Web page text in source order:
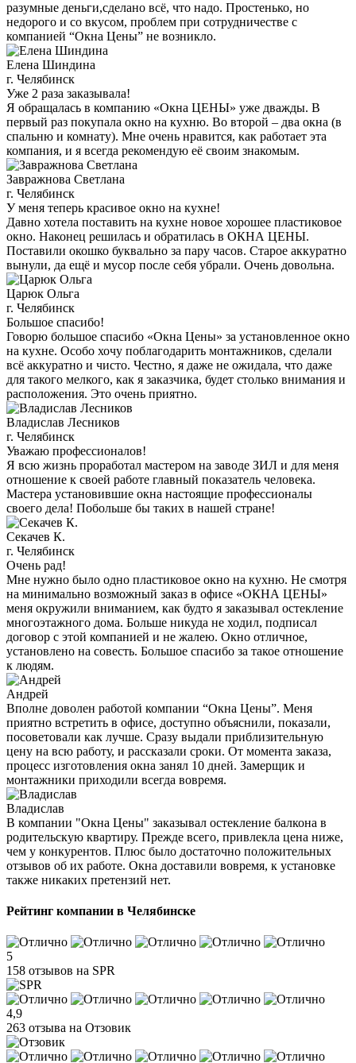
разумные деньги,сделано всё, что надо. Простенько, но
недорого и со вкусом, проблем при сотрудничестве с
компанией “Окна Цены” не возникло.
Елена Шиндина
г. Челябинск
Уже 2 раза заказывала!
Я обращалась в компанию «Окна ЦЕНЫ» уже дважды. В
первый раз покупала окно на кухню. Во второй – два окна (в
спальню и комнату). Мне очень нравится, как работает эта
компания, и я всегда рекомендую её своим знакомым.
Завражнова Светлана
г. Челябинск
У меня теперь красивое окно на кухне!
Давно хотела поставить на кухне новое хорошее пластиковое
окно. Наконец решилась и обратилась в ОКНА ЦЕНЫ.
Поставили окошко буквально за пару часов. Старое аккуратно
вынули, да ещё и мусор после себя убрали. Очень довольна.
Царюк Ольга
г. Челябинск
Большое спасибо!
Говорю большое спасибо «Окна Цены» за установленное окно
на кухне. Особо хочу поблагодарить монтажников, сделали
всё аккуратно и чисто. Честно, я даже не ожидала, что даже
для такого мелкого, как я заказчика, будет столько внимания и
расположения. Это очень приятно.
Владислав Лесников
г. Челябинск
Уважаю профессионалов!
Я всю жизнь проработал мастером на заводе ЗИЛ и для меня
отношение к своей работе главный показатель человека.
Мастера установившие окна настоящие профессионалы
своего дела! Побольше бы таких в нашей стране!
Секачев К.
г. Челябинск
Очень рад!
Мне нужно было одно пластиковое окно на кухню. Не смотря
на минимально возможный заказ в офисе «ОКНА ЦЕНЫ»
меня окружили вниманием, как будто я заказывал остекление
многоэтажного дома. Больше никуда не ходил, подписал
договор с этой компанией и не жалею. Окно отличное,
установлено на совесть. Большое спасибо за такое отношение
к людям.
Андрей
Вполне доволен работой компании “Окна Цены”. Меня
приятно встретить в офисе, доступно объяснили, показали,
посоветовали как лучше. Сразу выдали приблизительную
цену на всю работу, и рассказали сроки. От момента заказа,
процесс изготовления окна занял 10 дней. Замерщик и
монтажники приходили всегда вовремя.
Владислав
В компании "Окна Цены" заказывал остекление балкона в
родительскую квартиру. Прежде всего, привлекла цена ниже,
чем у конкурентов. Плюс было достаточно положительных
отзывов об их работе. Окна доставили вовремя, к установке
также никаких претензий нет.
Рейтинг компании в Челябинске
5
158 отзывов на SPR
4,9
263 отзыва на Отзовик